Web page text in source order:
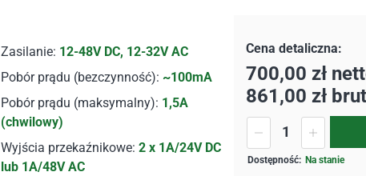
Zasilanie: 12-48V DC, 12-32V AC
Pobór prądu (bezczynność): ~100mA
Pobór prądu (maksymalny): 1,5A
(chwilowy)
Wyjścia przekaźnikowe: 2 x 1A/24V DC
lub 1A/48V AC
700,00zł
861,00zł
Na stanie